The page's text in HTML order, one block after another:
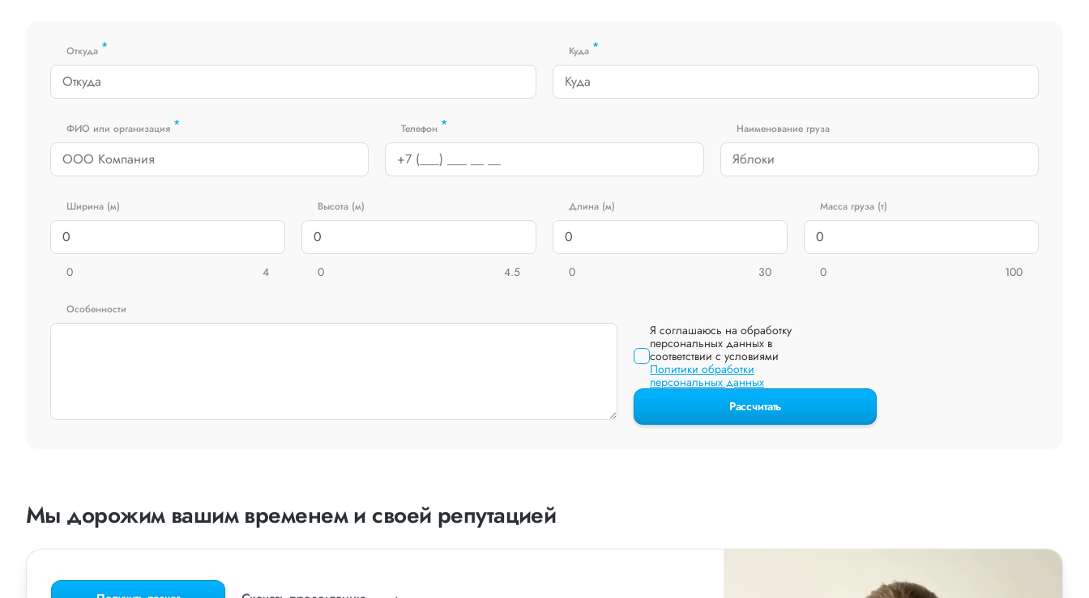
Откуда * Куда *
ФИО или организация * Телефон * Наименование груза
Ширина (м)
0 4
Высота (м)
0 4.5
Длина (м)
0 30
Масса груза (т)
0 100
Особенности
Я соглашаюсь на обработку
персональных данных в
соответствии с условиями
Политики обработки
персональных данных
Рассчитать
Мы дорожим вашим временем и своей репутацией